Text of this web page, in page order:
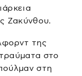
Ζακύνθου.
της
στο
στη